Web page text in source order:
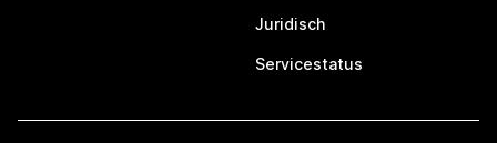
Juridisch
Servicestatus